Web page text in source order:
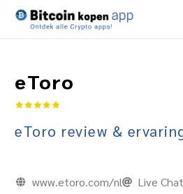
eToro
eToro review &
www.etoro.com/nl Live Chat